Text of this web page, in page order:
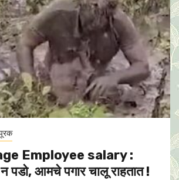
Employee salary :
पडो, आमचे पगार चालू राहतात !